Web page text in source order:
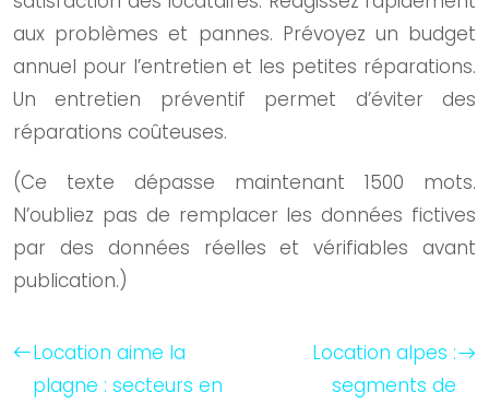
aux problèmes et pannes. Prévoyez un budget
annuel pour l’entretien et les petites réparations.
Un entretien préventif permet d’éviter des
réparations coûteuses.
(Ce texte dépasse maintenant 1500 mots.
N’oubliez pas de remplacer les données fictives
par des données réelles et vérifiables avant
publication.)
Location aime la
plagne : secteurs en
Location alpes :
segments de